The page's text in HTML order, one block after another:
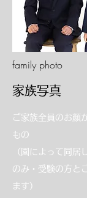
family photo
家族写真
ご家族全員のお顔
もの
（園によって同居
のみ・受験の方と
ます）